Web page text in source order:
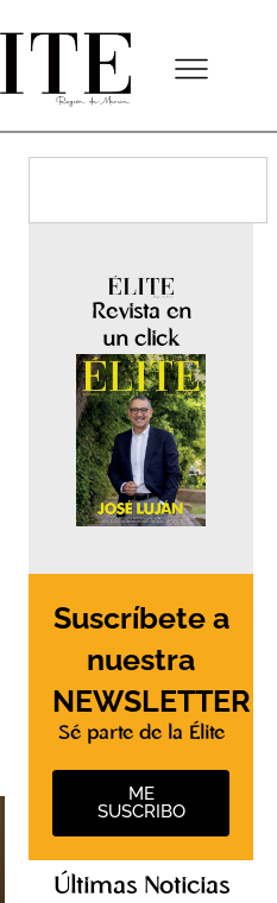
Revista en
un click
Suscríbete a
nuestra
NEWSLETTER
Sé parte de la Élite
ME
SUSCRIBO
Últimas Noticias